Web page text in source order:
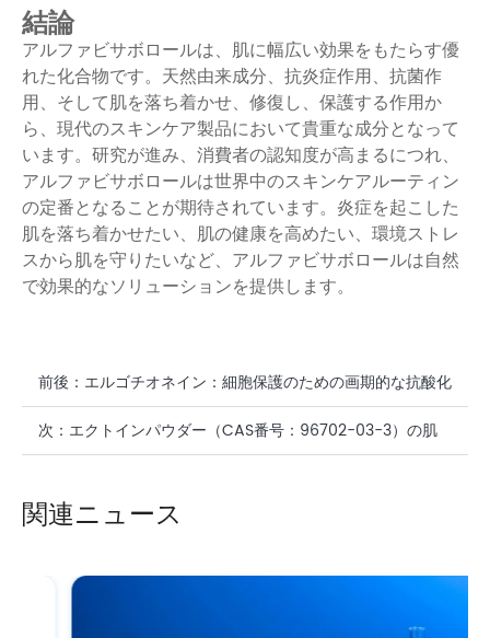
結論
アルファビサボロールは、肌に幅広い効果をもたらす優
れた化合物です。天然由来成分、抗炎症作用、抗菌作
用、そして肌を落ち着かせ、修復し、保護する作用か
ら、現代​​のスキンケア製品において貴重な成分となって
います。研究が進み、消費者の認知度が高まるにつれ、
アルファビサボロールは世界中のスキンケアルーティン
の定番となることが期待されています。炎症を起こした
肌を落ち着かせたい、肌の健康を高めたい、環境ストレ
スから肌を守りたいなど、アルファビサボロールは自然
で効果的なソリューションを提供します。
前後： エルゴチオネイン：細胞保護のための画期的な抗酸化
化合物
次： エクトインパウダー（CAS番号：96702-03-3）の肌
関連ニュース